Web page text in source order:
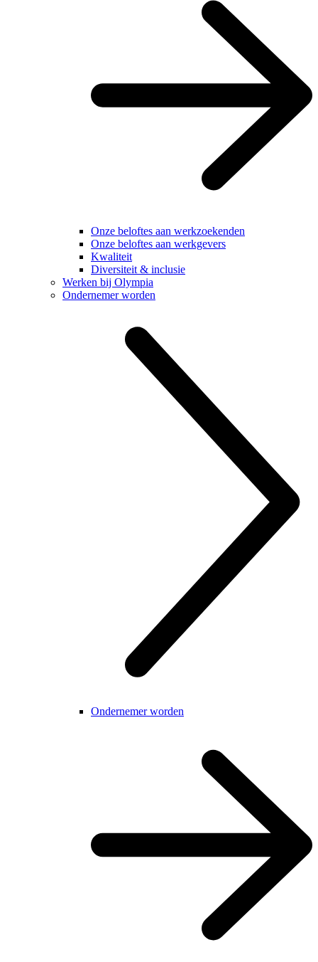
Onze beloftes aan werkzoekenden
Onze beloftes aan werkgevers
Kwaliteit
Diversiteit & inclusie
Werken bij Olympia
Ondernemer worden
Ondernemer worden